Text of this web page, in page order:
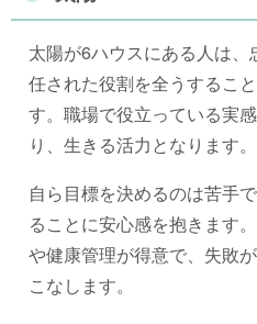
太陽が6ハウスにある人は、
任された役割を全うするこ
す。職場で役立っている実
り、生きる活力となります。
自ら目標を決めるのは苦手
ることに安心感を抱きます
や健康管理が得意で、失敗
こなします。